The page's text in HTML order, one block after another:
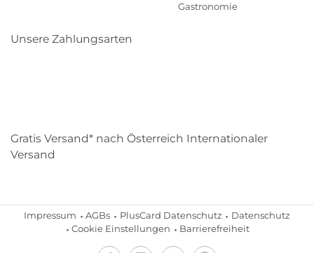
Gastronomie
Unsere Zahlungsarten
Gratis Versand* nach Österreich Internationaler
Versand
Impressum AGBs PlusCard Datenschutz
Datenschutz
Cookie Einstellungen
Barrierefreiheit